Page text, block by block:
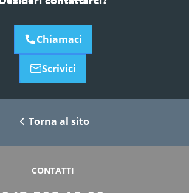
Chiamaci
Scrivici
Torna al sito
CONTATTI